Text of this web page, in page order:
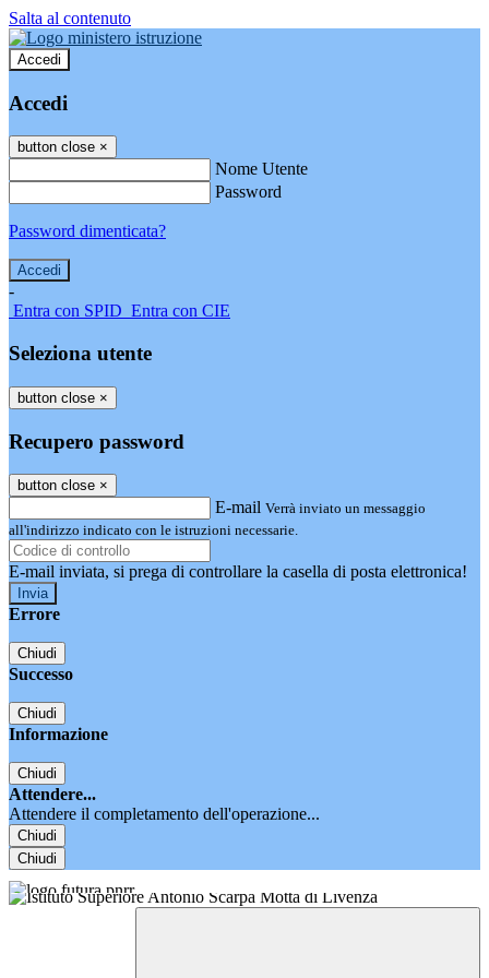
Salta al contenuto
Accedi
Accedi
button close ×
Nome Utente
Password
Password dimenticata?
-
Entra con SPID Entra con CIE
Seleziona utente
button close ×
Recupero password
button close ×
E-mail Verrà inviato un messaggio
all'indirizzo indicato con le istruzioni necessarie.
E-mail inviata, si prega di controllare la casella di posta elettronica!
Errore
Chiudi
Successo
Chiudi
Informazione
Chiudi
Attendere...
Attendere il completamento dell'operazione...
Chiudi
Chiudi